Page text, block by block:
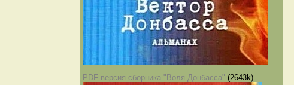
PDF-версия сборника "Воля Донбасса" (2643k)